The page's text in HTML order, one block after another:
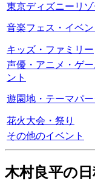
東京ディズニーリゾ
音楽フェス・イベン
キッズ・ファミリー
声優・アニメ・ゲ
ント
遊園地・テーマパー
花火大会・祭り
その他のイベント
木村良平の